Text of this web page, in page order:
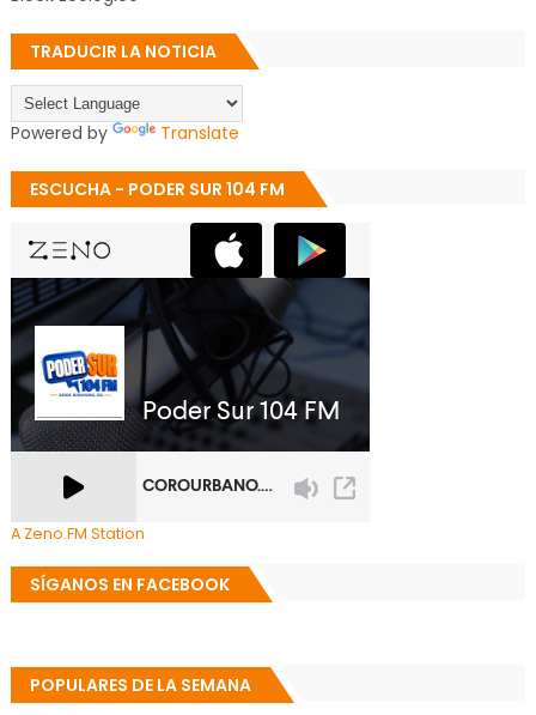
TRADUCIR LA NOTICIA
Powered by Translate
ESCUCHA - PODER SUR 104 FM
A Zeno.FM Station
SÍGANOS EN FACEBOOK
POPULARES DE LA SEMANA